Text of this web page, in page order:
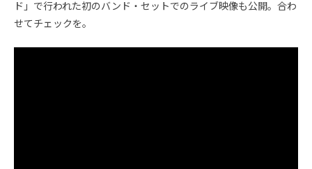
ド」で行われた初のバンド・セットでのライブ映像も公開。合わ
せてチェックを。